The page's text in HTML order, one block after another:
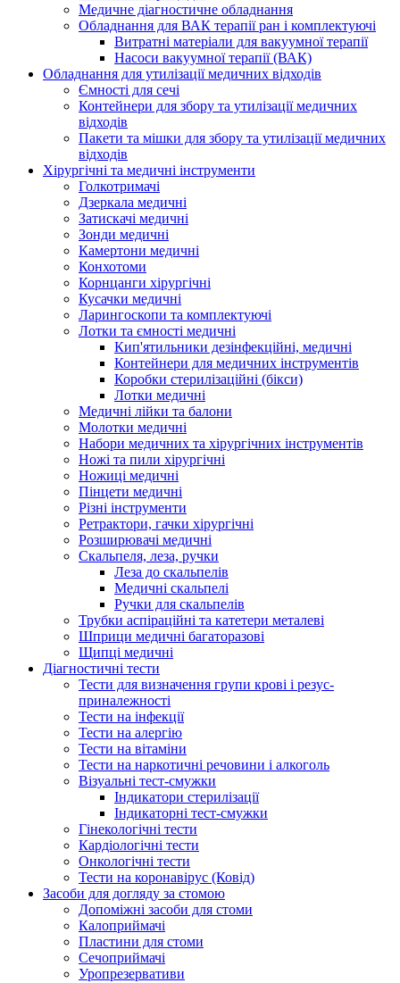
Медичне діагностичне обладнання
Обладнання для ВАК терапії ран і комплектуючі
Витратні матеріали для вакуумної терапії
Насоси вакуумної терапії (ВАК)
Обладнання для утилізації медичних відходів
Ємності для сечі
Контейнери для збору та утилізації медичних
відходів
Пакети та мішки для збору та утилізації медичних
відходів
Хірургічні та медичні інструменти
Голкотримачі
Дзеркала медичні
Затискачі медичні
Зонди медичні
Камертони медичні
Конхотоми
Корнцанги хірургічні
Кусачки медичні
Ларингоскопи та комплектуючі
Лотки та ємності медичні
Кип'ятильники дезінфекційні, медичні
Контейнери для медичних інструментів
Коробки стерилізаційні (бікси)
Лотки медичні
Медичні лійки та балони
Молотки медичні
Набори медичних та хірургічних інструментів
Ножі та пили хірургічні
Ножиці медичні
Пінцети медичні
Різні інструменти
Ретрактори, гачки хірургічні
Розширювачі медичні
Скальпеля, леза, ручки
Леза до скальпелів
Медичні скальпелі
Ручки для скальпелів
Трубки аспіраційні та катетери металеві
Шприци медичні багаторазові
Щипці медичні
Діагностичні тести
Тести для визначення групи крові і резус-
приналежності
Тести на інфекції
Тести на алергію
Тести на вітаміни
Тести на наркотичні речовини і алкоголь
Візуальні тест-смужки
Індикатори стерилізації
Індикаторні тест-смужки
Гінекологічні тести
Кардіологічні тести
Онкологічні тести
Тести на коронавірус (Ковід)
Засоби для догляду за стомою
Допоміжні засоби для стоми
Калоприймачі
Пластини для стоми
Сечоприймачі
Уропрезервативи